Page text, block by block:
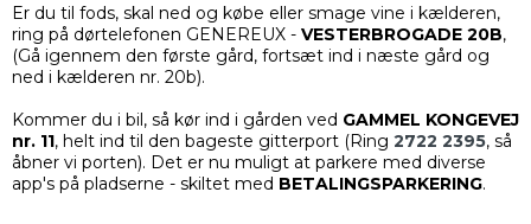
Er du til fods, skal ned og købe eller smage vine i kælderen,
ring på dørtelefonen GENEREUX - VESTERBROGADE 20B,
(Gå igennem den første gård, fortsæt ind i næste gård og
ned i kælderen nr. 20b).
Kommer du i bil, så kør ind i gården ved GAMMEL KONGEVEJ
nr. 11, helt ind til den bageste gitterport (Ring 2722 2395, så
åbner vi porten). Det er nu muligt at parkere med diverse
app's på pladserne - skiltet med BETALINGSPARKERING.